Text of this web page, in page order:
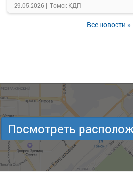
29.05.2026 || Томск КДП
Все новости »
Посмотреть